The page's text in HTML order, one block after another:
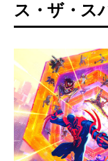
ス・ザ・ス